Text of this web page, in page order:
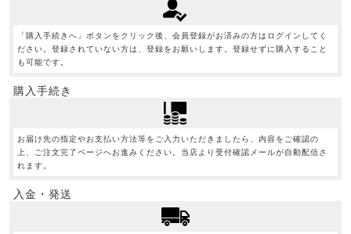
「購入手続きへ」ボタンをクリック後、会員登録がお済みの方はログインしてく
ださい。登録されていない方は、登録をお願いします。登録せずに購入すること
も可能です。
購入手続き
お届け先の指定やお支払い方法等をご入力いただきましたら、内容をご確認の
上、ご注文完了ページへお進みください。当店より受付確認メールが自動配信さ
れます。
入金・発送